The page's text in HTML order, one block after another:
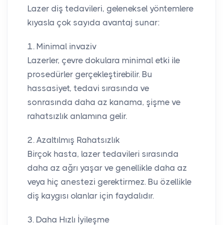
Lazer diş tedavileri, geleneksel yöntemlere
kıyasla çok sayıda avantaj sunar:
1. Minimal invaziv
Lazerler, çevre dokulara minimal etki ile
prosedürler gerçekleştirebilir. Bu
hassasiyet, tedavi sırasında ve
sonrasında daha az kanama, şişme ve
rahatsızlık anlamına gelir.
2. Azaltılmış Rahatsızlık
Birçok hasta, lazer tedavileri sırasında
daha az ağrı yaşar ve genellikle daha az
veya hiç anestezi gerektirmez. Bu özellikle
diş kaygısı olanlar için faydalıdır.
3. Daha Hızlı İyileşme